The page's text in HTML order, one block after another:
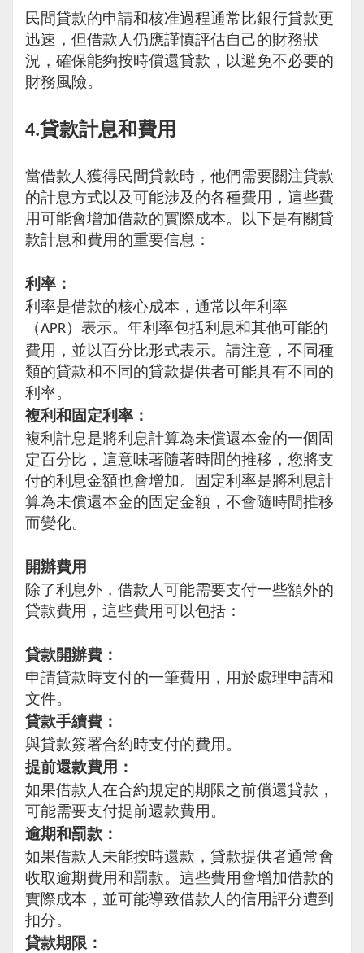
民間貸款的申請和核准過程通常比銀行貸款更
迅速，但借款人仍應謹慎評估自己的財務狀
況，確保能夠按時償還貸款，以避免不必要的
財務風險。
4.貸款計息和費用
當借款人獲得民間貸款時，他們需要關注貸款
的計息方式以及可能涉及的各種費用，這些費
用可能會增加借款的實際成本。以下是有關貸
款計息和費用的重要信息：
利率：
利率是借款的核心成本，通常以年利率
（APR）表示。年利率包括利息和其他可能的
費用，並以百分比形式表示。請注意，不同種
類的貸款和不同的貸款提供者可能具有不同的
利率。
複利和固定利率：
複利計息是將利息計算為未償還本金的一個固
定百分比，這意味著隨著時間的推移，您將支
付的利息金額也會增加。固定利率是將利息計
算為未償還本金的固定金額，不會隨時間推移
而變化。
開辦費用
除了利息外，借款人可能需要支付一些額外的
貸款費用，這些費用可以包括：
貸款開辦費：
申請貸款時支付的一筆費用，用於處理申請和
文件。
貸款手續費：
與貸款簽署合約時支付的費用。
提前還款費用：
如果借款人在合約規定的期限之前償還貸款，
可能需要支付提前還款費用。
逾期和罰款：
如果借款人未能按時還款，貸款提供者通常會
收取逾期費用和罰款。這些費用會增加借款的
實際成本，並可能導致借款人的信用評分遭到
扣分。
貸款期限：